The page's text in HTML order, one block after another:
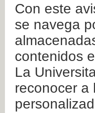
Con este
se navega
contenidos
La
reconocer a